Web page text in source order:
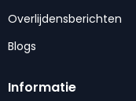
Overlijdensberichten
Blogs
Informatie